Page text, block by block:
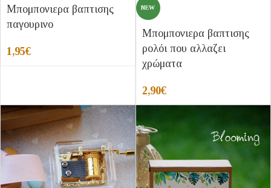
Μπομπονιερα βαπτισης
παγουρινο
1,95€
NEW
Μπομπονιερα βαπτισης
ρολόι που αλλαζει
χρώματα
2,90€